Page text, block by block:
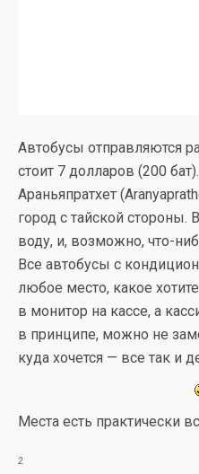
Автобусы отправляются
стоит 7 долларов (200
Араньяпратхет
город с тайской стороны.
воду, и, возможно, что-
Все автобусы с
любое место, какое
в монитор на кассе, а
в принципе, можно не
куда хочется — все так и
Места есть практически
2.